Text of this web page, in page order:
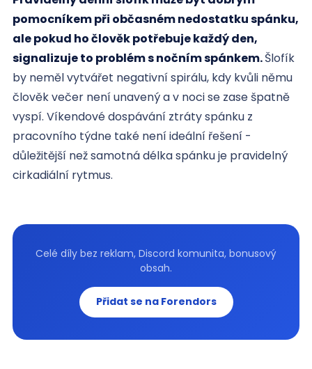
pomocníkem při občasném nedostatku spánku,
ale pokud ho člověk potřebuje každý den,
signalizuje to problém s nočním spánkem.Šlofík
by neměl vytvářet negativní spirálu, kdy kvůli němu
člověk večer není unavený a v noci se zase špatně
vyspí. Víkendové dospávání ztráty spánku z
pracovního týdne také není ideální řešení -
důležitější než samotná délka spánku je pravidelný
cirkadiální rytmus.
Celé díly bez reklam, Discord komunita, bonusový
obsah.
Přidat se na Forendors